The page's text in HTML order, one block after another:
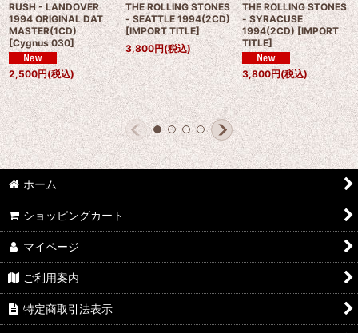
RUSH - LANDOVER
1994 ORIGINAL DAT
MASTER(1CD)
[Cygnus 030]
2,500円(税込)
THE ROLLING STONES
- SEATTLE 1994(2CD)
[IMPORT TITLE]
3,800円(税込)
THE ROLLING STONES
- SYRACUSE
1994(2CD) [IMPORT
TITLE]
3,800円(税込)
ホーム
ショッピングカート
マイページ
ご利用案内
特定商取引法表示